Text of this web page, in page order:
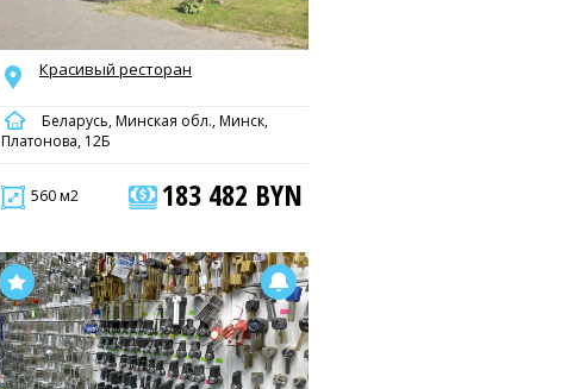
Красивый ресторан
Беларусь, Минская обл., Минск,
Платонова, 12Б
560 м2 183 482 BYN